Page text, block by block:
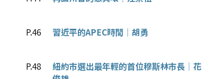
P.46 習近平的APEC時間│胡勇
P.48
紐約市選出最年輕的首位穆斯林市長│花